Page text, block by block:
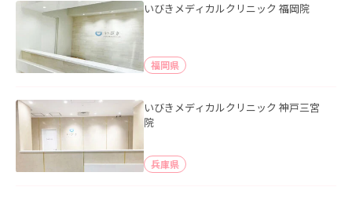
いびきメディカルクリニック 福岡院
福岡県
いびきメディカルクリニック 神戸三宮
院
兵庫県